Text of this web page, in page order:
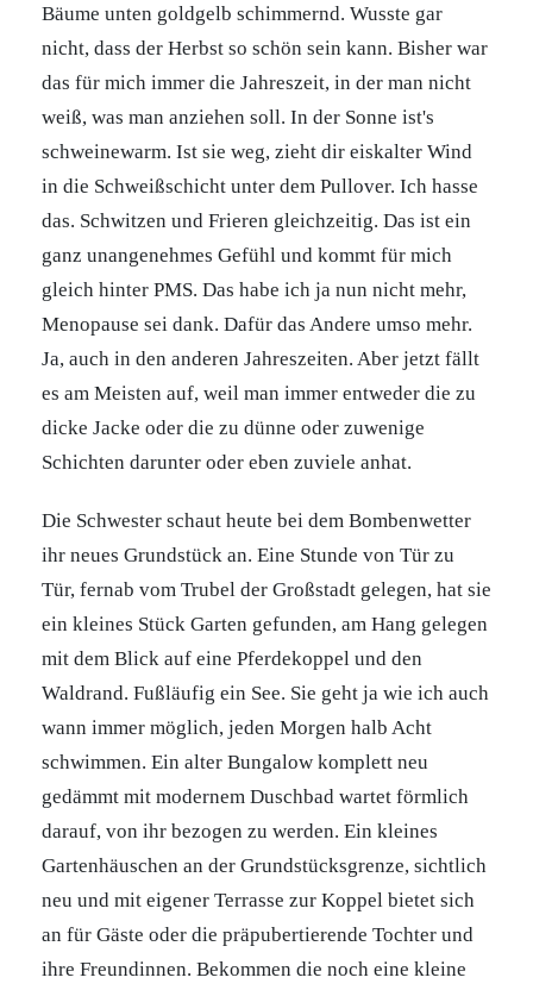
Bäume unten goldgelb schimmernd. Wusste gar
nicht, dass der Herbst so schön sein kann. Bisher war
das für mich immer die Jahreszeit, in der man nicht
weiß, was man anziehen soll. In der Sonne ist's
schweinewarm. Ist sie weg, zieht dir eiskalter Wind
in die Schweißschicht unter dem Pullover. Ich hasse
das. Schwitzen und Frieren gleichzeitig. Das ist ein
ganz unangenehmes Gefühl und kommt für mich
gleich hinter PMS. Das habe ich ja nun nicht mehr,
Menopause sei dank. Dafür das Andere umso mehr.
Ja, auch in den anderen Jahreszeiten. Aber jetzt fällt
es am Meisten auf, weil man immer entweder die zu
dicke Jacke oder die zu dünne oder zuwenige
Schichten darunter oder eben zuviele anhat.
Die Schwester schaut heute bei dem Bombenwetter
ihr neues Grundstück an. Eine Stunde von Tür zu
Tür, fernab vom Trubel der Großstadt gelegen, hat sie
ein kleines Stück Garten gefunden, am Hang gelegen
mit dem Blick auf eine Pferdekoppel und den
Waldrand. Fußläufig ein See. Sie geht ja wie ich auch
wann immer möglich, jeden Morgen halb Acht
schwimmen. Ein alter Bungalow komplett neu
gedämmt mit modernem Duschbad wartet förmlich
darauf, von ihr bezogen zu werden. Ein kleines
Gartenhäuschen an der Grundstücksgrenze, sichtlich
neu und mit eigener Terrasse zur Koppel bietet sich
an für Gäste oder die präpubertierende Tochter und
ihre Freundinnen. Bekommen die noch eine kleine